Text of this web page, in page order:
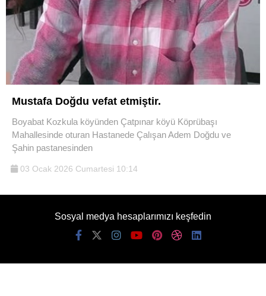
Mustafa Doğdu vefat etmiştir.
Boyabat Kozkula köyünden Çatpınar köyü Köprübaşı
Mahallesinde oturan Hastanede Çalışan Adem Doğdu ve
Şahin pastanesinden
03 Ocak 2026 Cumartesi 10:14
Sosyal medya hesaplarımızı keşfedin